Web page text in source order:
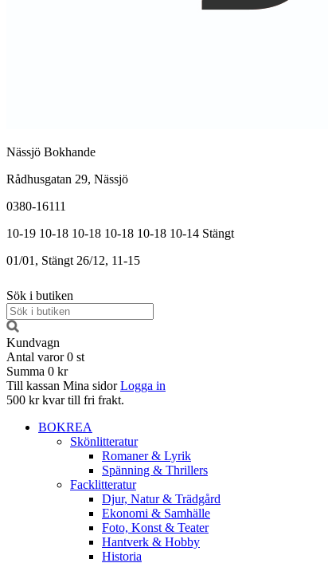
Nässjö Bokhande
Rådhusgatan 29, Nässjö
0380-16111
10-19 10-18 10-18 10-18 10-18 10-14 Stängt
01/01, Stängt 26/12, 11-15
Sök i butiken
Kundvagn
Antal varor 0 st
Summa 0 kr
Till kassan Mina sidor Logga in
500 kr kvar till fri frakt.
BOKREA
Skönlitteratur
Romaner & Lyrik
Spänning & Thrillers
Facklitteratur
Djur, Natur & Trädgård
Ekonomi & Samhälle
Foto, Konst & Teater
Hantverk & Hobby
Historia